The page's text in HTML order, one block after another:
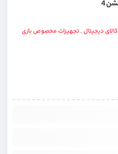
کالای دیجیتال ,تجهیزات مخصوص بازی